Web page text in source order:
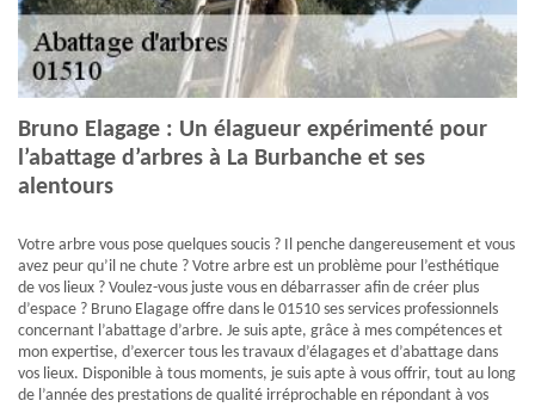
Bruno Elagage : Un élagueur expérimenté pour
l’abattage d’arbres à La Burbanche et ses
alentours
Votre arbre vous pose quelques soucis ? Il penche dangereusement et vous
avez peur qu’il ne chute ? Votre arbre est un problème pour l’esthétique
de vos lieux ? Voulez-vous juste vous en débarrasser afin de créer plus
d’espace ? Bruno Elagage offre dans le 01510 ses services professionnels
concernant l’abattage d’arbre. Je suis apte, grâce à mes compétences et
mon expertise, d’exercer tous les travaux d’élagages et d’abattage dans
vos lieux. Disponible à tous moments, je suis apte à vous offrir, tout au long
de l’année des prestations de qualité irréprochable en répondant à vos